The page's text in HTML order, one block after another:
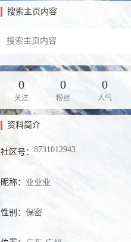
搜索主页内容
0
关注
0
粉丝
0
人气
资料简介
社区号： 8731012943
昵称： 业业业
性别： 保密